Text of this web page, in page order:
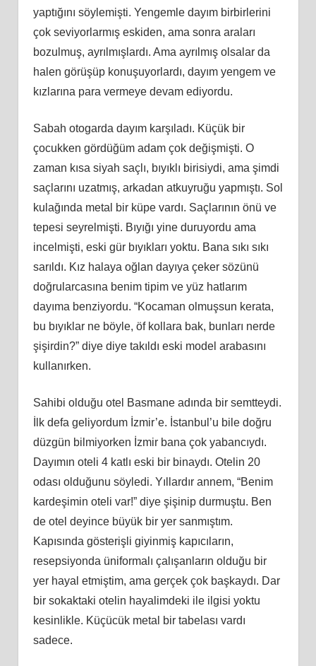
yaptığını söylemişti. Yengemle dayım birbirlerini
çok seviyorlarmış eskiden, ama sonra araları
bozulmuş, ayrılmışlardı. Ama ayrılmış olsalar da
halen görüşüp konuşuyorlardı, dayım yengem ve
kızlarına para vermeye devam ediyordu.
Sabah otogarda dayım karşıladı. Küçük bir
çocukken gördüğüm adam çok değişmişti. O
zaman kısa siyah saçlı, bıyıklı birisiydi, ama şimdi
saçlarını uzatmış, arkadan atkuyruğu yapmıştı. Sol
kulağında metal bir küpe vardı. Saçlarının önü ve
tepesi seyrelmişti. Bıyığı yine duruyordu ama
incelmişti, eski gür bıyıkları yoktu. Bana sıkı sıkı
sarıldı. Kız halaya oğlan dayıya çeker sözünü
doğrularcasına benim tipim ve yüz hatlarım
dayıma benziyordu. “Kocaman olmuşsun kerata,
bu bıyıklar ne böyle, öf kollara bak, bunları nerde
şişirdin?” diye diye takıldı eski model arabasını
kullanırken.
Sahibi olduğu otel Basmane adında bir semtteydi.
İlk defa geliyordum İzmir’e. İstanbul’u bile doğru
düzgün bilmiyorken İzmir bana çok yabancıydı.
Dayımın oteli 4 katlı eski bir binaydı. Otelin 20
odası olduğunu söyledi. Yıllardır annem, “Benim
kardeşimin oteli var!” diye şişinip durmuştu. Ben
de otel deyince büyük bir yer sanmıştım.
Kapısında gösterişli giyinmiş kapıcıların,
resepsiyonda üniformalı çalışanların olduğu bir
yer hayal etmiştim, ama gerçek çok başkaydı. Dar
bir sokaktaki otelin hayalimdeki ile ilgisi yoktu
kesinlikle. Küçücük metal bir tabelası vardı
sadece.